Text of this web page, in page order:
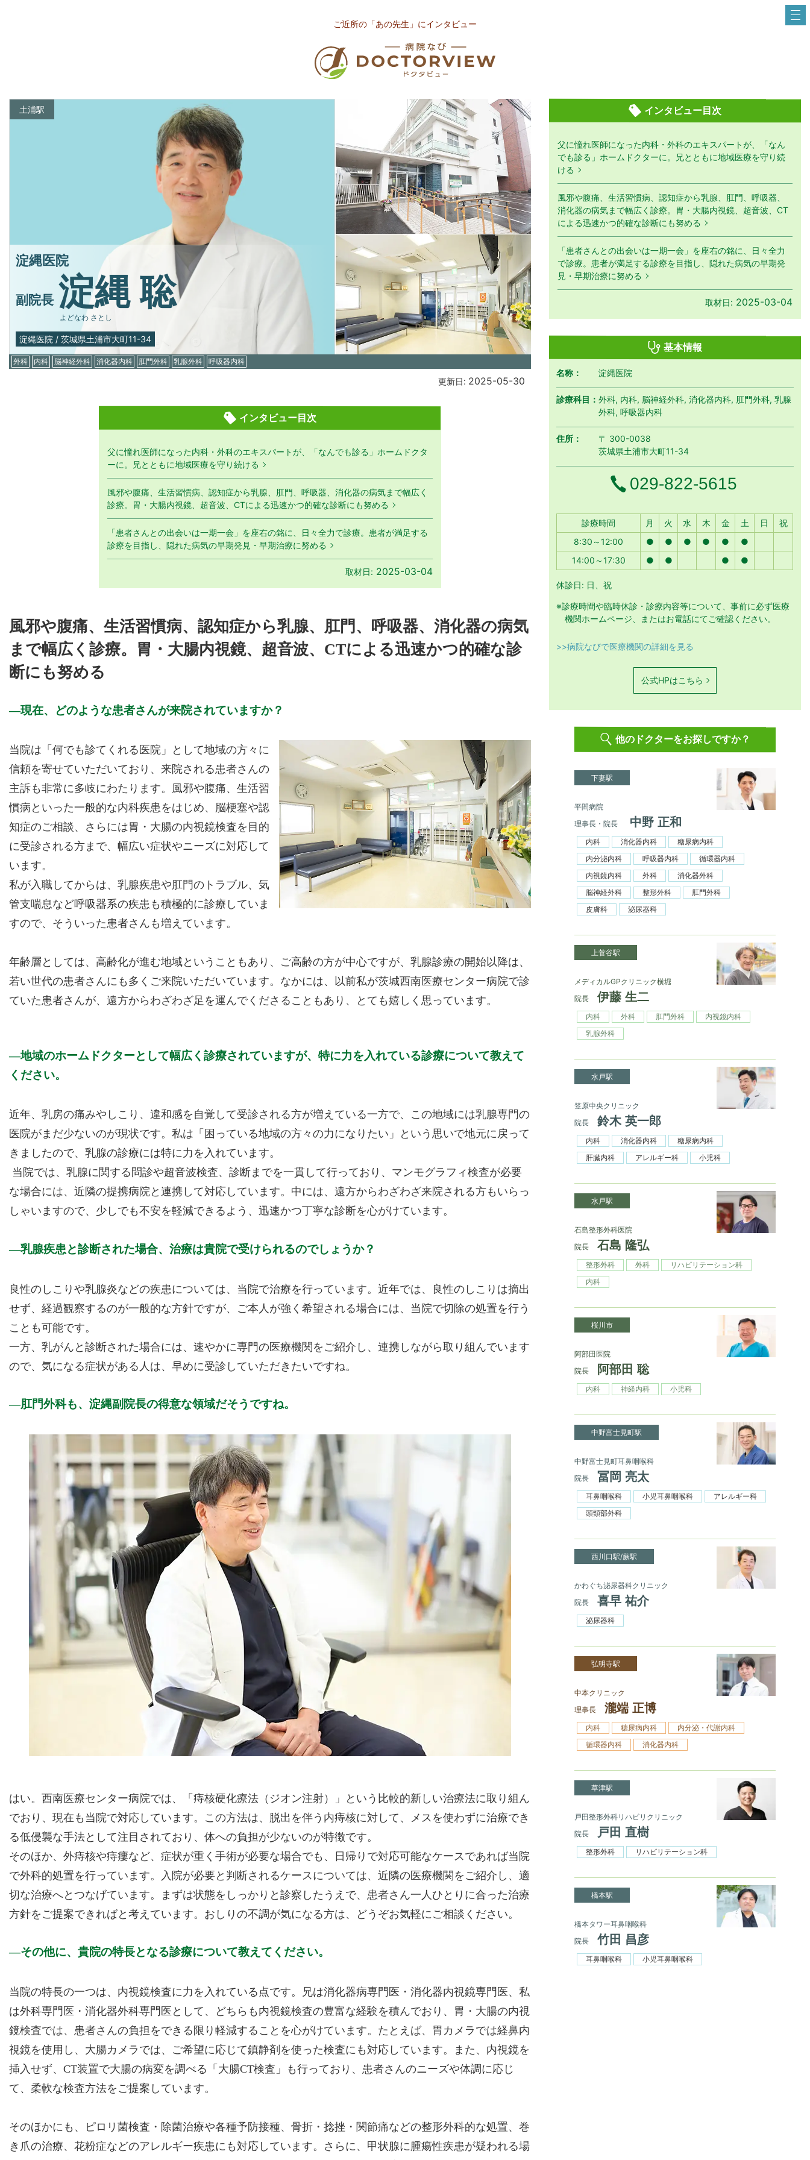
ご近所の「あの先生」にインタビュー
土浦駅
淀縄医院
副院長 淀縄 聡
よどなわ さとし
淀縄医院 / 茨城県土浦市大町11-34
外科 内科 脳神経外科 消化器内科 肛門外科 乳腺外科 呼吸器内科
更新日: 2025-05-30
インタビュー目次
父に憧れ医師になった内科・外科のエキスパートが、「なんでも診る」ホームドクタ
ーに。兄とともに地域医療を守り続ける
風邪や腹痛、生活習慣病、認知症から乳腺、肛門、呼吸器、消化器の病気まで幅広く
診療。胃・大腸内視鏡、超音波、CTによる迅速かつ的確な診断にも努める
「患者さんとの出会いは一期一会」を座右の銘に、日々全力で診療。患者が満足する
診療を目指し、隠れた病気の早期発見・早期治療に努める
取材日: 2025-03-04
風邪や腹痛、生活習慣病、認知症から乳腺、肛門、呼吸器、消化器の病気
まで幅広く診療。胃・大腸内視鏡、超音波、CTによる迅速かつ的確な診
断にも努める
現在、どのような患者さんが来院されていますか？
当院は「何でも診てくれる医院」として地域の方々に
信頼を寄せていただいており、来院される患者さんの
主訴も非常に多岐にわたります。風邪や腹痛、生活習
慣病といった一般的な内科疾患をはじめ、脳梗塞や認
知症のご相談、さらには胃・大腸の内視鏡検査を目的
に受診される方まで、幅広い症状やニーズに対応して
います。
私が入職してからは、乳腺疾患や肛門のトラブル、気
管支喘息など呼吸器系の疾患も積極的に診療していま
すので、そういった患者さんも増えています。
年齢層としては、高齢化が進む地域ということもあり、ご高齢の方が中心ですが、乳腺診療の開始以降は、
若い世代の患者さんにも多くご来院いただいています。なかには、以前私が茨城西南医療センター病院で診
ていた患者さんが、遠方からわざわざ足を運んでくださることもあり、とても嬉しく思っています。
地域のホームドクターとして幅広く診療されていますが、特に力を入れている診療について教えて
ください。
近年、乳房の痛みやしこり、違和感を自覚して受診される方が増えている一方で、この地域には乳腺専門の
医院がまだ少ないのが現状です。私は「困っている地域の方々の力になりたい」という思いで地元に戻って
きましたので、乳腺の診療には特に力を入れています。
当院では、乳腺に関する問診や超音波検査、診断までを一貫して行っており、マンモグラフィ検査が必要
な場合には、近隣の提携病院と連携して対応しています。中には、遠方からわざわざ来院される方もいらっ
しゃいますので、少しでも不安を軽減できるよう、迅速かつ丁寧な診断を心がけています。
乳腺疾患と診断された場合、治療は貴院で受けられるのでしょうか？
良性のしこりや乳腺炎などの疾患については、当院で治療を行っています。近年では、良性のしこりは摘出
せず、経過観察するのが一般的な方針ですが、ご本人が強く希望される場合には、当院で切除の処置を行う
ことも可能です。
一方、乳がんと診断された場合には、速やかに専門の医療機関をご紹介し、連携しながら取り組んでいます
ので、気になる症状がある人は、早めに受診していただきたいですね。
肛門外科も、淀縄副院長の得意な領域だそうですね。
はい。西南医療センター病院では、「痔核硬化療法（ジオン注射）」という比較的新しい治療法に取り組ん
でおり、現在も当院で対応しています。この方法は、脱出を伴う内痔核に対して、メスを使わずに治療でき
る低侵襲な手法として注目されており、体への負担が少ないのが特徴です。
そのほか、外痔核や痔瘻など、症状が重く手術が必要な場合でも、日帰りで対応可能なケースであれば当院
で外科的処置を行っています。入院が必要と判断されるケースについては、近隣の医療機関をご紹介し、適
切な治療へとつなげています。まずは状態をしっかりと診察したうえで、患者さん一人ひとりに合った治療
方針をご提案できればと考えています。おしりの不調が気になる方は、どうぞお気軽にご相談ください。
その他に、貴院の特長となる診療について教えてください。
当院の特長の一つは、内視鏡検査に力を入れている点です。兄は消化器病専門医・消化器内視鏡専門医、私
は外科専門医・消化器外科専門医として、どちらも内視鏡検査の豊富な経験を積んでおり、胃・大腸の内視
鏡検査では、患者さんの負担をできる限り軽減することを心がけています。たとえば、胃カメラでは経鼻内
視鏡を使用し、大腸カメラでは、ご希望に応じて鎮静剤を使った検査にも対応しています。また、内視鏡を
挿入せず、CT装置で大腸の病変を調べる「大腸CT検査」も行っており、患者さんのニーズや体調に応じ
て、柔軟な検査方法をご提案しています。
そのほかにも、ピロリ菌検査・除菌治療や各種予防接種、骨折・捻挫・関節痛などの整形外科的な処置、巻
き爪の治療、花粉症などのアレルギー疾患にも対応しています。さらに、甲状腺に腫瘍性疾患が疑われる場
インタビュー目次
父に憧れ医師になった内科・外科のエキスパートが、「なん
でも診る」ホームドクターに。兄とともに地域医療を守り続
ける
風邪や腹痛、生活習慣病、認知症から乳腺、肛門、呼吸器、
消化器の病気まで幅広く診療。胃・大腸内視鏡、超音波、CT
による迅速かつ的確な診断にも努める
「患者さんとの出会いは一期一会」を座右の銘に、日々全力
で診療。患者が満足する診療を目指し、隠れた病気の早期発
見・早期治療に努める
取材日: 2025-03-04
基本情報
名称： 淀縄医院
診療科目：外科, 内科, 脳神経外科, 消化器内科, 肛門外科, 乳腺
外科, 呼吸器内科
住所：
〒 300-0038
茨城県土浦市大町11-34
電話番号
029-822-5615
診療時間 月 月曜日
火 火曜日
水 水曜日
木木曜日
金金曜日
土土曜日
日 日曜日
祝
8:30～12:00
● ● ● ● ●
●
14:00～17:30
● ● ● ●
休診日: 日、祝
※診療時間や臨時休診・診療内容等について、事前に必ず医療
機関ホームページ、またはお電話にてご確認ください。
>>病院なびで医療機関の詳細を見る
公式HPはこちら
他のドクターをお探しですか？
下妻駅
平間病院
理事長・院長
中野 正和
内科 消化器内科
糖尿病内科
内分泌内科
呼吸器内科
循環器内科
内視鏡内科
外科
消化器外科
脳神経外科
整形外科
肛門外科
皮膚科
泌尿器科
上菅谷駅
メディカルGPクリニック横堀
院長
伊藤 生二
内科 外科 肛門外科
内視鏡内科
乳腺外科
水戸駅
笠原中央クリニック
院長
鈴木 英一郎
内科 消化器内科
糖尿病内科
肝臓内科
アレルギー科 小児科
水戸駅
石島整形外科医院
院長
石島 隆弘
整形外科 外科
リハビリテーション科
内科
桜川市
阿部田医院
院長
阿部田 聡
内科 神経内科 小児科
中野富士見町駅
中野富士見町耳鼻咽喉科
院長
冨岡 亮太
耳鼻咽喉科 小児耳鼻咽喉科
アレルギー科
頭頸部外科
西川口駅/蕨駅
かわぐち泌尿器科クリニック
院長
喜早 祐介
泌尿器科
弘明寺駅
中本クリニック
理事長
瀧端 正博
内科 糖尿病内科
内分泌・代謝内科
循環器内科
消化器内科
草津駅
戸田整形外科リハビリクリニック
院長
戸田 直樹
整形外科 リハビリテーション科
橋本駅
橋本タワー耳鼻咽喉科
院長
竹田 昌彦
耳鼻咽喉科 小児耳鼻咽喉科